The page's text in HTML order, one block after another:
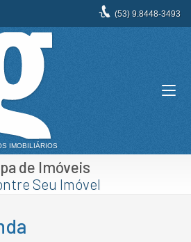
(53) 9.8448-3493
de Imóveis
Seu Imóvel